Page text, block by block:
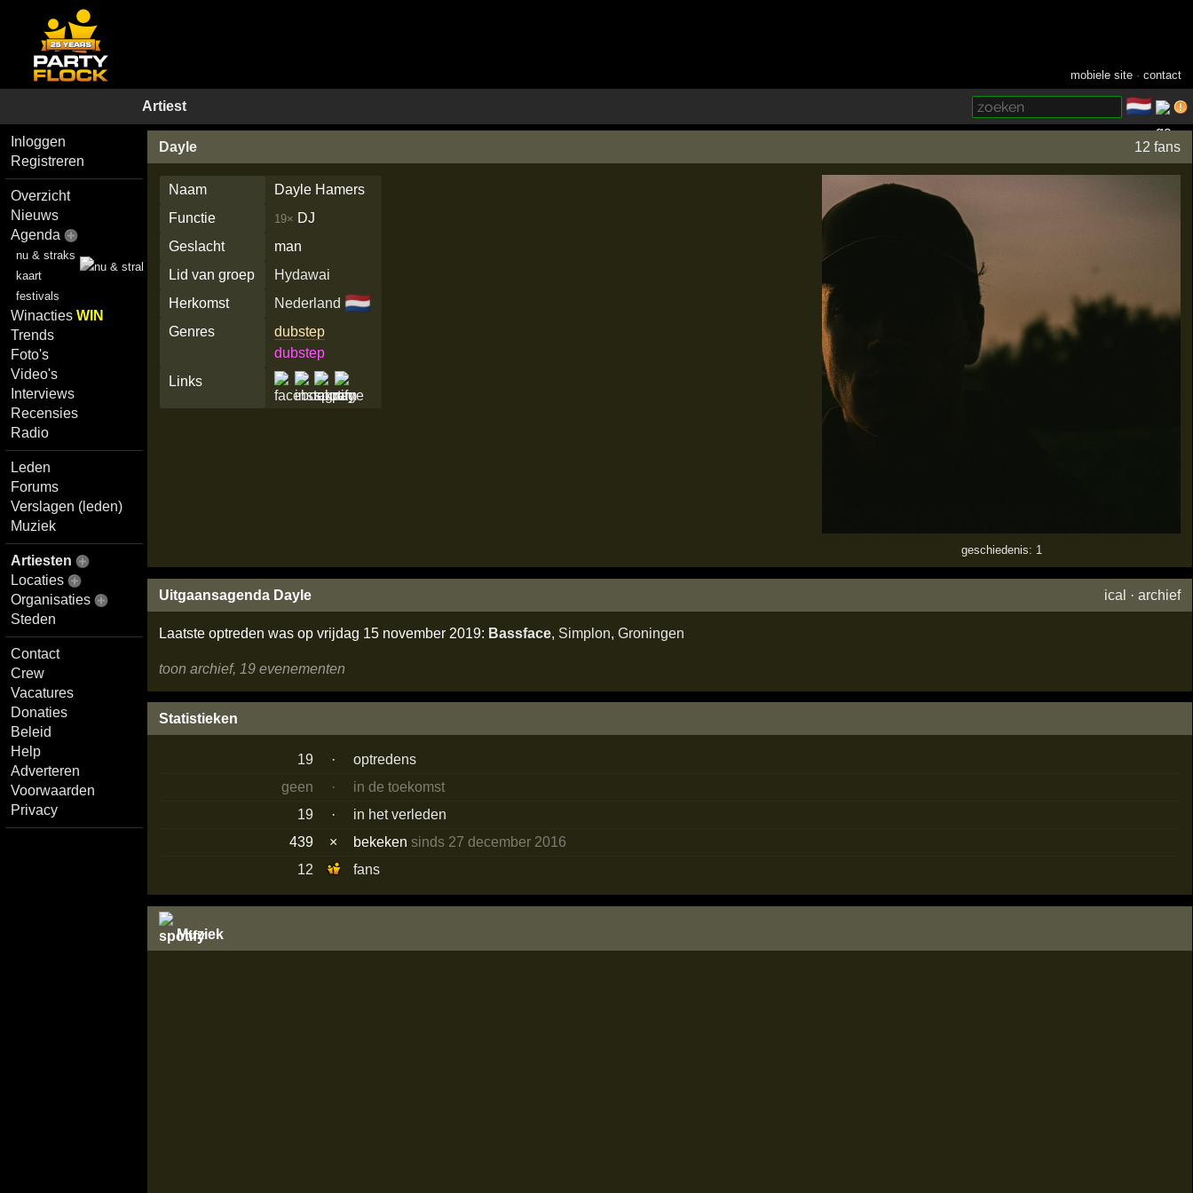
mobiele site ·contact
Artiest 🇳🇱
Inloggen
Registreren
Overzicht
Nieuws
Agenda
nu & straks
kaart
festivals
WinactiesWIN
Trends
Foto's
Video's
Interviews
Recensies
Radio
Leden
Forums
Verslagen (leden)
Muziek
Artiesten
Locaties
Organisaties
Steden
Contact
Crew
Vacatures
Donaties
Beleid
Help
Adverteren
Voorwaarden
Privacy
Dayle 12 fans
geschiedenis: 1
Naam
Dayle Hamers
Functie
19× DJ
Geslacht
man
Lid van groep
Hydawai
Herkomst
Nederland 🇳🇱
Genres
dubstep
dubstep
Links
Uitgaansagenda Dayle ical ·archief
Laatste optreden was op vrijdag 15 november 2019: Bassface, Simplon, Groningen
toon archief, 19 evenementen
Statistieken
19 ·
optredens
geen
·
in de toekomst
19
·
in het verleden
439
× bekekensinds 27 december 2016
12
fans
Muziek